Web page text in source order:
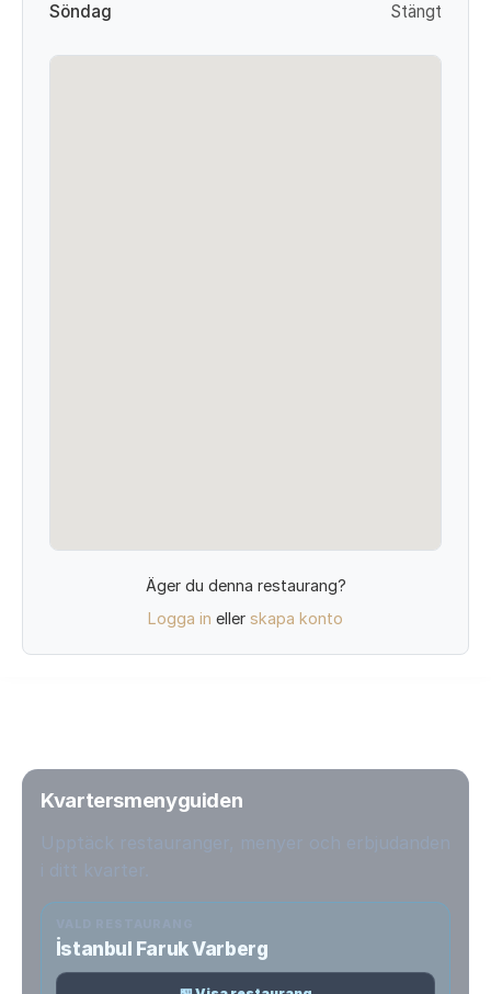
Söndag
Stängt
Äger du denna restaurang?
Logga in eller skapa konto
Kvartersmenyguiden
İstanbul Faruk Varberg